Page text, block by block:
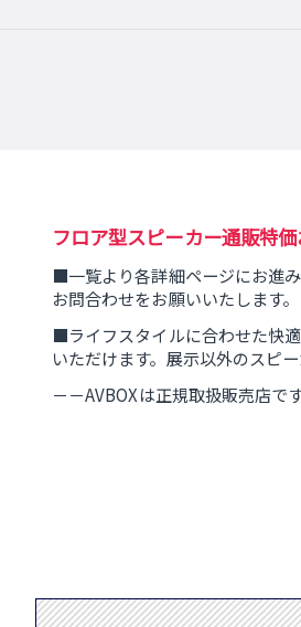
フロア型スピーカー通販特
■一覧より各詳細ページにお進
お問合わせをお願いいたします。
■ライフスタイルに合わせた快
いただけます。展示以外のスピ
－－AVBOXは正規取扱販売店で